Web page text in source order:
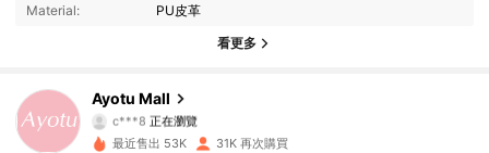
Material: PU皮革
看更多
Ayotu Mall
c***8 正在瀏覽
11K 追蹤者
最近售出 53K 31K 再次購買